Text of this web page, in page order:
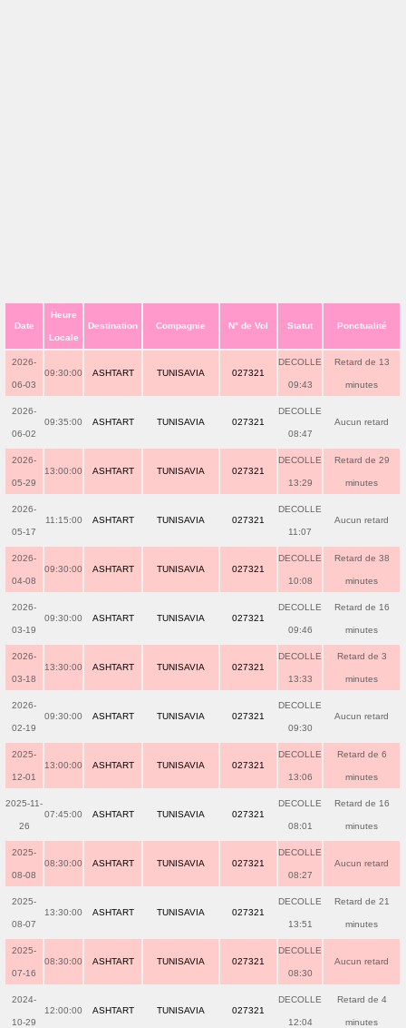
Date
Heure
Locale
Destination Compagnie N° de Vol Statut Ponctualité
2026-
06-03
09:30:00 ASHTART TUNISAVIA 027321
DECOLLE
09:43
Retard de 13
minutes
2026-
06-02
09:35:00 ASHTART TUNISAVIA 027321
DECOLLE
08:47
Aucun retard
2026-
05-29
13:00:00 ASHTART TUNISAVIA 027321
DECOLLE
13:29
Retard de 29
minutes
2026-
05-17
11:15:00 ASHTART TUNISAVIA 027321
DECOLLE
11:07
Aucun retard
2026-
04-08
09:30:00 ASHTART TUNISAVIA 027321
DECOLLE
10:08
Retard de 38
minutes
2026-
03-19
09:30:00 ASHTART TUNISAVIA 027321
DECOLLE
09:46
Retard de 16
minutes
2026-
03-18
13:30:00 ASHTART TUNISAVIA 027321
DECOLLE
13:33
Retard de 3
minutes
2026-
02-19
09:30:00 ASHTART TUNISAVIA 027321
DECOLLE
09:30
Aucun retard
2025-
12-01
13:00:00 ASHTART TUNISAVIA 027321
DECOLLE
13:06
Retard de 6
minutes
2025-11-
26
07:45:00 ASHTART TUNISAVIA 027321
DECOLLE
08:01
Retard de 16
minutes
2025-
08-08
08:30:00 ASHTART TUNISAVIA 027321
DECOLLE
08:27
Aucun retard
2025-
08-07
13:30:00 ASHTART TUNISAVIA 027321
DECOLLE
13:51
Retard de 21
minutes
2025-
07-16
08:30:00 ASHTART TUNISAVIA 027321
DECOLLE
08:30
Aucun retard
2024-
10-29
12:00:00 ASHTART TUNISAVIA 027321
DECOLLE
12:04
Retard de 4
minutes